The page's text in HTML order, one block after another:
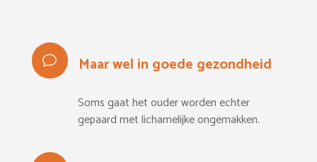
Maar wel in goede gezondheid
Soms gaat het ouder worden echter
gepaard met lichamelijke ongemakken.